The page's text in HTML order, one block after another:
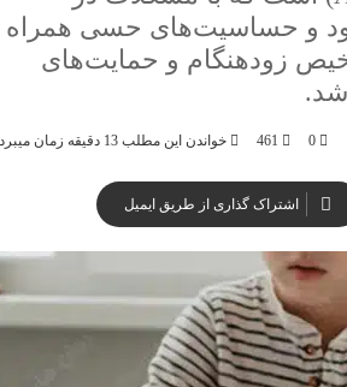
و حساسیت‌های حسی همراه
زودهنگام و حمایت‌های
0
461 خواندن این مطلب 13 دقیقه زمان میبرد
اشتراک گذاری از طریق ایمیل